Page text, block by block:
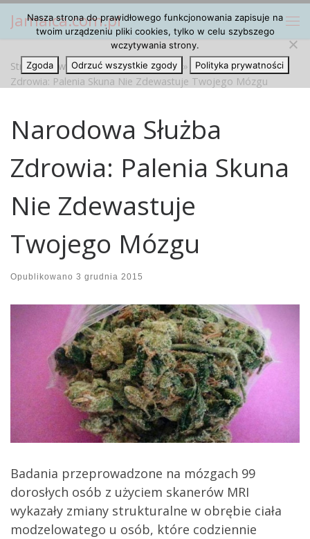
Przejdź do treści
Jamaica.com.pl
Strona główna » Marihuana Cannabis »
Narodowa Służba
Zdrowia: Palenia Skuna Nie Zdewastuje Twojego Mózgu
Narodowa Służba
Zdrowia: Palenia Skuna
Nie Zdewastuje
Twojego Mózgu
Opublikowano 3 grudnia 2015
Badania przeprowadzone na mózgach 99
dorosłych osób z użyciem skanerów MRI
wykazały zmiany strukturalne w obrębie ciała
modzelowatego u osób, które codziennie
Nasza strona do prawidłowego funkcjonowania zapisuje na
twoim urządzeniu pliki cookies, tylko w celu szybszego
wczytywania strony.
Zgoda
Odrzuć wszystkie zgody Polityka prywatności